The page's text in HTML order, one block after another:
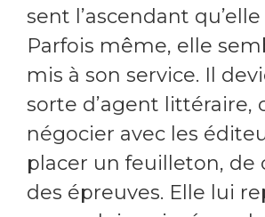
sent l’ascendant
Parfois même, elle
mis à son service. Il
sorte d’agent littéraire,
négocier avec les
placer un feuilleton, de
des épreuves. Elle lui